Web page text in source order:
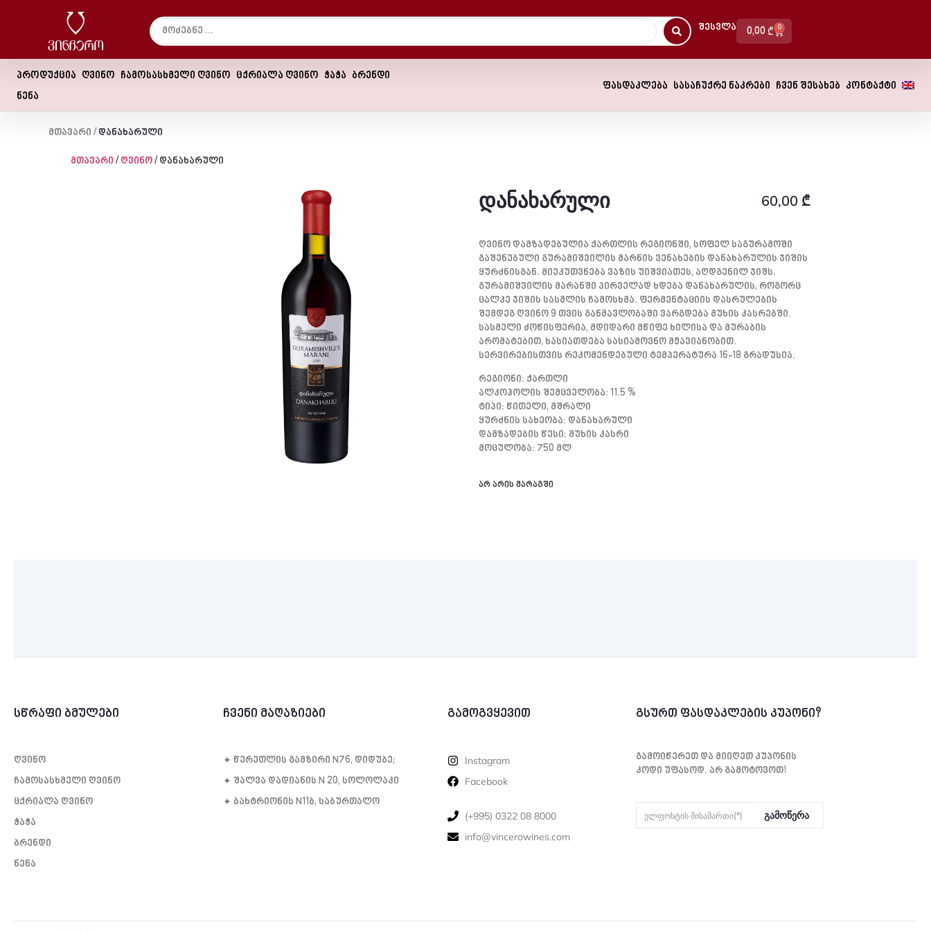
Შესვლა 0,00 ₾ 0
პროდუქცია ღვინო ჩამოსასხმელი ღვინო ცქრიალა ღვინო ჭაჭა ბრენდი
ნენა
ფასდაკლება სასაჩუქრე ნაკრები ჩვენ შესახებ კონტაქტი
Მთავარი / Დანახარული
მთავარი / ღვინო/ დანახარული
დანახარული 60,00 ₾
Ღვინო Დამზადებულია Ქართლის Რეგიონში, Სოფელ Საგურამოში
Გაშენებული Გურამიშვილის Მარნის Ვენახების Დანახარულის Ჯიშის
Ყურძნისგან. Მიეკუთვნება Ვაზის Უიშვიათეს, Აღდგენილ Ჯიშს.
Გურამიშვილის Მარანში Პირველად Ხდება Დანახარულის, Როგორც
Ცალკე Ჯიშის Სასმლის Ჩამოსხმა. Ფერმენტაციის Დასრულების
Შემდეგ Ღვინო 9 Თვის Განმავლობაში Ვარგდება Მუხის Კასრებში.
Სასმელი Ძოწისფერია, Მდიდარი Მწიფე Ხილისა Და Მურაბის
Არომატებით, Ხასიათდება Სასიამოვნო Მჟავიანობით.
Სერვირებისთვის Რეკომენდებული Ტემპერატურა 16-18 Გრადუსია.
Რეგიონი: Ქართლი
Ალკოჰოლის Შემცველობა: 11.5 %
Ტიპი: Წითელი, Მშრალი
Ყურძნის Სახეობა: Დანახარული
Დამზადების Წესი: Მუხის Კასრი
Მოცულობა: 750 Მლ
არ არის მარაგში
სწრაფი ბმულები
ღვინო
ჩამოსასხმელი ღვინო
ცქრიალა ღვინო
ჭაჭა
ბრენდი
ნენა
ჩვენი მაღაზიები
✦ წე­რეთ­ლის გამ­ზი­რი N76, დი­დუ­ბე;
✦ შალვა დადიანის N 20, სოლოლაკი
✦ ბახტრიონის N11ბ, საბურთალო
გამოგვყევით
Instagram
Facebook
‪(+995) 0322 08 8000‬‬
info@vincerowines.com
გსურთ ფასდაკლების კუპონი?
Გამოიწერეთ Და Მიიღეთ Კუპონის
Კოდი Უფასოდ. Არ Გამოტოვოთ!
Გამოწერა